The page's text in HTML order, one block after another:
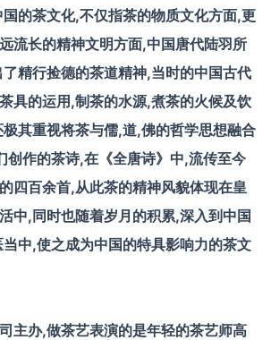
的茶文化,不仅指茶的物质文化方面,更
流长的精神文明方面,中国唐代陆羽所
精行捡德的茶道精神,当时的中国古代
具的运用,制茶的水源,煮茶的火候及饮
其重视将茶与儒,道,佛的哲学思想融合
创作的茶诗,在《全唐诗》中,流传至今
四百余首,从此茶的精神风貌体现在皇
中,同时也随着岁月的积累,深入到中国
中,使之成为中国的特具影响力的茶文
主办,做茶艺表演的是年轻的茶艺师高